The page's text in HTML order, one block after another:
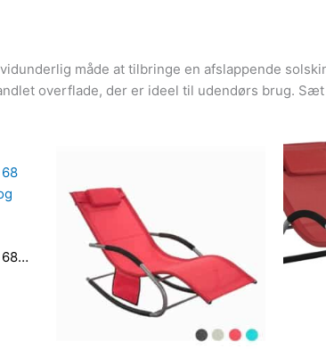
måde at tilbringe en afslappende
overflade, der er ideel til udendørs brug.